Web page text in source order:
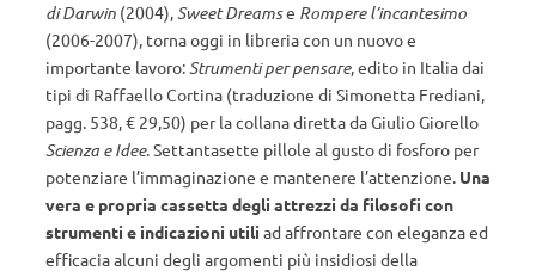
di Darwin (2004),Sweet Dreamse Rompere l’incantesimo
(2006-2007), torna oggi in libreria con un nuovo e
importante lavoro:Strumenti per pensare, edito in Italia dai
tipi di Raffaello Cortina (traduzione di Simonetta Frediani,
pagg. 538, € 29,50) per la collana diretta da Giulio Giorello
Scienza e Idee. Settantasette pillole al gusto di fosforo per
potenziare l’immaginazione e mantenere l’attenzione. Una
vera e propria cassetta degli attrezzi da filosofi con
strumenti e indicazioni utili ad affrontare con eleganza ed
efficacia alcuni degli argomenti più insidiosi della